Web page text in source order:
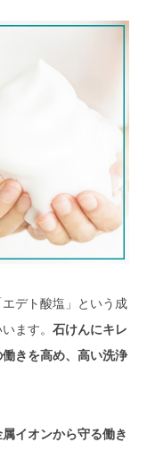
デト酸塩」という成
ます。 石けんにキレ
きを高め、高い洗浄
イオンから守る働き